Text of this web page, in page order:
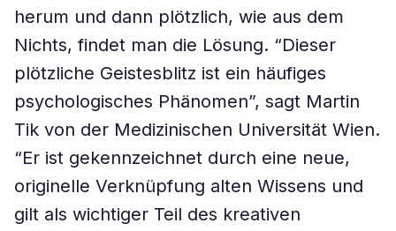
herum und dann plötzlich, wie aus dem
Nichts, findet man die Lösung. “Dieser
plötzliche Geistesblitz ist ein häufiges
psychologisches Phänomen”, sagt Martin
Tik von der Medizinischen Universität Wien.
“Er ist gekennzeichnet durch eine neue,
originelle Verknüpfung alten Wissens und
gilt als wichtiger Teil des kreativen